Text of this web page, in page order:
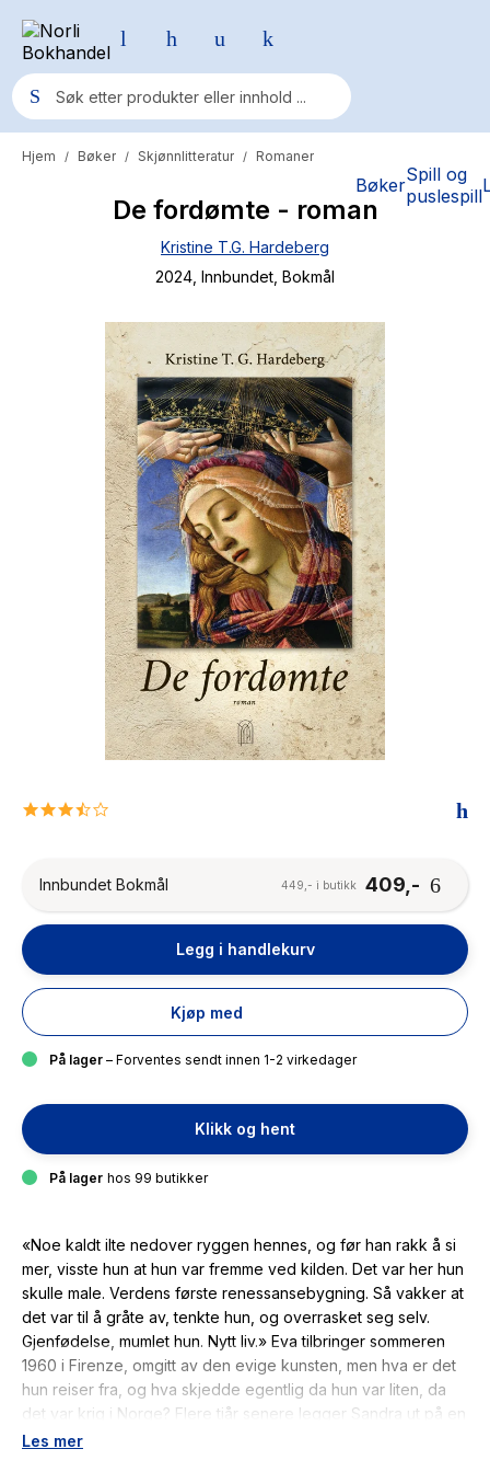
BøkerSpill og
puslespill
Populære søk
Pokemon
Fury Bound - Sable Sorensen
Yesteryear
Elizabeth Strout
Hypopressiv trening
The Housemaid
Hjem / Bøker / Skjønnlitteratur / Romaner
De fordømte - roman
Kristine T.G. Hardeberg
2024 , Innbundet , Bokmål
3.5
Innbundet Bokmål
409,-
449,- i butikk
Legg i handlekurv
Kjøp med
På lager – Forventes sendt innen 1-2 virkedager
Klikk og hent
På lager hos 99 butikker
«Noe kaldt ilte nedover ryggen hennes, og før han rakk å si
mer, visste hun at hun var fremme ved kilden. Det var her hun
skulle male. Verdens første renessansebygning. Så vakker at
det var til å gråte av, tenkte hun, og overrasket seg selv.
Gjenfødelse, mumlet hun. Nytt liv.» Eva tilbringer sommeren
1960 i Firenze, omgitt av den evige kunsten, men hva er det
hun reiser fra, og hva skjedde egentlig da hun var liten, da
det var krig i Norge? Flere tiår senere legger Sandra ut på en
helt annen reise sammen med sønnen Daniel. En avgjørelse
Les mer